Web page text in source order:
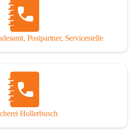
eine im Rahmen der
2015 fusionierte Gemeinde, die
Tragöß und St. Katharein
Postpartner, Servicestelle
Hollerbusch